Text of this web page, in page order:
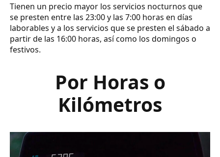
Tienen un precio mayor los servicios nocturnos que
se presten entre las 23:00 y las 7:00 horas en días
laborables y a los servicios que se presten el sábado a
partir de las 16:00 horas, así como los domingos o
festivos.
Por Horas o
Kilómetros